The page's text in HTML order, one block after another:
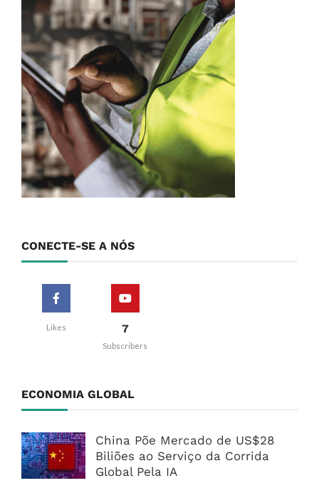
CONECTE-SE A NÓS
Likes 7
Subscribers
ECONOMIA GLOBAL
China Põe Mercado de US$28
Biliões ao Serviço da Corrida
Global Pela IA